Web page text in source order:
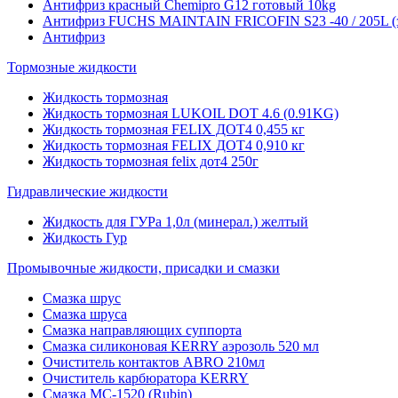
Антифриз красный Chemipro G12 готовый 10kg
Антифриз FUCHS MAINTAIN FRICOFIN S23 -40 / 205L
Антифриз
Тормозные жидкости
Жидкость тормозная
Жидкость тормозная LUKOIL DOT 4.6 (0.91KG)
Жидкость тормозная FELIX ДОТ4 0,455 кг
Жидкость тормозная FELIX ДОТ4 0,910 кг
Жидкость тормозная felix дот4 250г
Гидравлические жидкости
Жидкость для ГУРа 1,0л (минерал.) желтый
Жидкость Гур
Промывочные жидкости, присадки и смазки
Смазка шрус
Смазка шруса
Смазка направляющих суппорта
Смазка силиконовая KERRY аэрозоль 520 мл
Очиститель контактов ABRO 210мл
Очиститель карбюратора KERRY
Смазка МС-1520 (Rubin)